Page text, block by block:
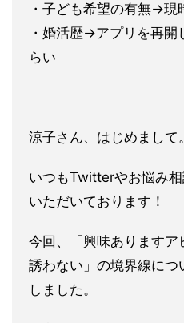
・子ども希望の有無→現
・婚活歴→アプリを再開
らい
涼子さん、はじめまして。
いつもTwitterやお悩み
いただいております！
今回、「興味あります
誘わない」の境界線に
しました。